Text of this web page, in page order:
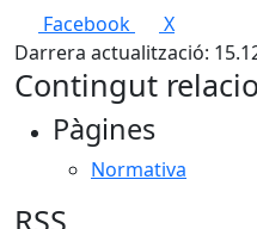
Facebook
X
Darrera actualització:
Contingut
Pàgines
Normativa
RSS